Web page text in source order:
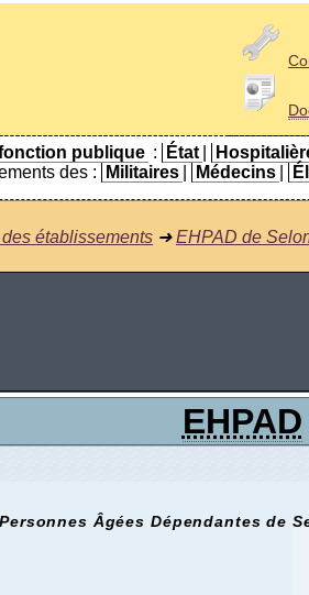
publique : État
des :
Militaires Médecins
établissements ➜EHPAD de
EHPAD
Âgées Dépendantes de